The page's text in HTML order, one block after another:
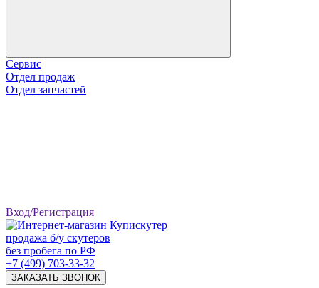
Сервис
Отдел продаж
Отдел запчастей
Вход/Регистрация
продажа б/у скутеров
без пробега по РФ
+7 (499) 703-33-32
ЗАКАЗАТЬ ЗВОНОК